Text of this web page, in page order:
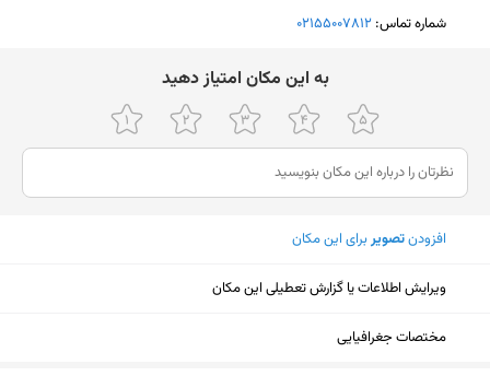
دوشنبه (امروز)
پنجشنبه
۸ تا ۲۰
جمعه
۱۰ تا ۱۹
شنبه
یکشنبه
شماره تماس: ‎02155007812
ﺑﻪ اﯾﻦ ﻣﮑﺎن اﻣﺘﯿﺎز دﻫﯿﺪ
افزودنتصویربرای این مکان
ویرایش اطلاعات یا گزارش تعطیلی این مکان
مختصات جغرافیایی